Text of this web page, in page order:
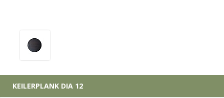
KEILERPLANK DIA 12